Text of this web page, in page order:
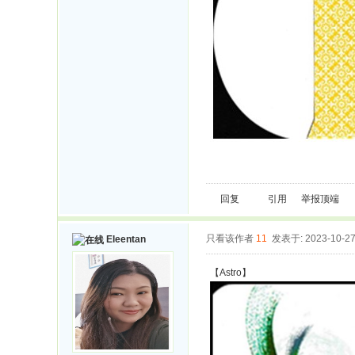
回复 引用 举报顶端
Eleentan 只看该作者 11 发表于: 2023-10-27
【Astro】